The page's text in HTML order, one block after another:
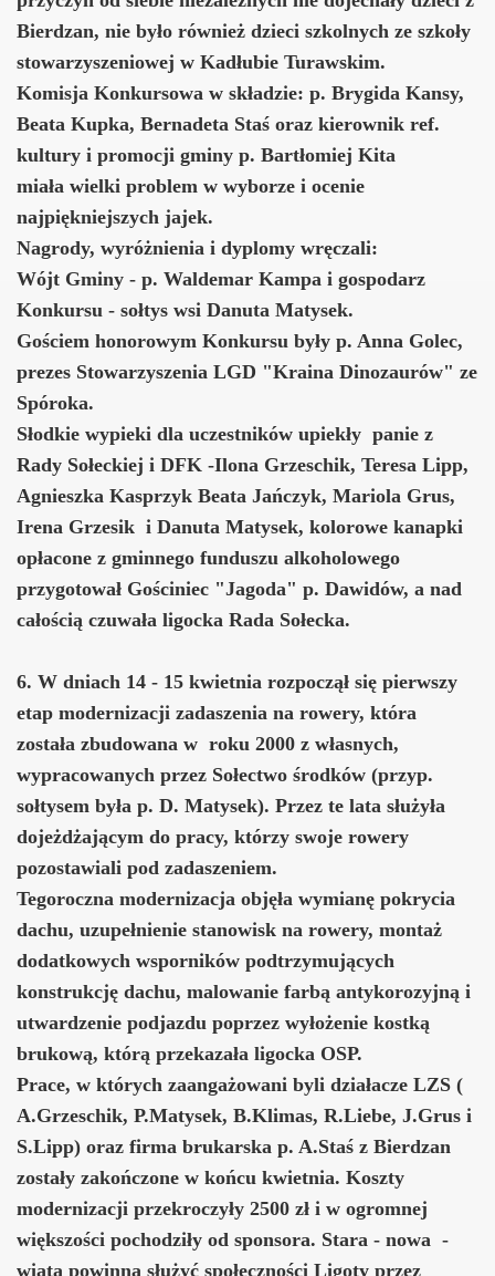
Bierdzan, nie było również dzieci szkolnych ze szkoły
stowarzyszeniowej w Kadłubie Turawskim.
Komisja Konkursowa w składzie: p. Brygida Kansy,
Beata Kupka, Bernadeta Staś oraz kierownik ref.
kultury i promocji gminy p. Bartłomiej Kita
miała wielki problem w wyborze i ocenie
najpiękniejszych jajek.
Nagrody, wyróżnienia i dyplomy wręczali:
Wójt Gminy - p. Waldemar Kampa i gospodarz
Konkursu - sołtys wsi Danuta Matysek.
Gościem honorowym Konkursu były p. Anna Golec,
prezes Stowarzyszenia LGD "Kraina Dinozaurów" ze
Spóroka.
Słodkie wypieki dla uczestników upiekły panie z
Rady Sołeckiej i DFK -Ilona Grzeschik, Teresa Lipp,
Agnieszka Kasprzyk Beata Jańczyk, Mariola Grus,
Irena Grzesik i Danuta Matysek, kolorowe kanapki
opłacone z gminnego funduszu alkoholowego
przygotował Gościniec "Jagoda" p. Dawidów, a nad
całością czuwała ligocka Rada Sołecka.
6. W dniach 14 - 15 kwietnia rozpoczął się pierwszy
etap modernizacji zadaszenia na rowery, która
została zbudowana w roku 2000 z własnych,
wypracowanych przez Sołectwo środków (przyp.
sołtysem była p. D. Matysek). Przez te lata służyła
dojeżdżającym do pracy, którzy swoje rowery
pozostawiali pod zadaszeniem.
Tegoroczna modernizacja objęła wymianę pokrycia
dachu, uzupełnienie stanowisk na rowery, montaż
dodatkowych wsporników podtrzymujących
konstrukcję dachu, malowanie farbą antykorozyjną i
utwardzenie podjazdu poprzez wyłożenie kostką
brukową, którą przekazała ligocka OSP.
Prace, w których zaangażowani byli działacze LZS (
A.Grzeschik, P.Matysek, B.Klimas, R.Liebe, J.Grus i
S.Lipp) oraz firma brukarska p. A.Staś z Bierdzan
zostały zakończone w końcu kwietnia. Koszty
modernizacji przekroczyły 2500 zł i w ogromnej
większości pochodziły od sponsora. Stara - nowa -
wiata powinna służyć społeczności Ligoty przez